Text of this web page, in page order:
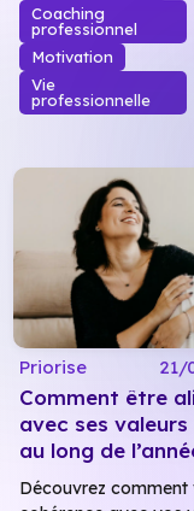
Coaching
professionnel
Motivation
Vie
professionnelle
Priorise 21/
Comment être
avec ses
au long de
Découvrez comment